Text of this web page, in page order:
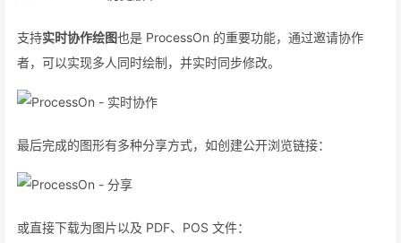
支持实时协作绘图也是 ProcessOn 的重要功能，通过邀请协作
者，可以实现多人同时绘制，并实时同步修改。
最后完成的图形有多种分享方式，如创建公开浏览链接：
或直接下载为图片以及 PDF、POS 文件：